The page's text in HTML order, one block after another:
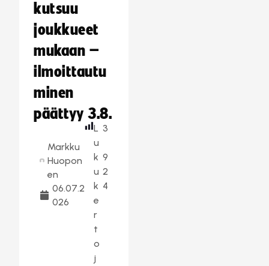
kutsuu
joukkueet
mukaan –
ilmoittautu
minen
päättyy 3.8.
Markku
Huopon
en
06.07.2
026
L
u
k
u
k
e
r
t
o
j
3
9
2
4